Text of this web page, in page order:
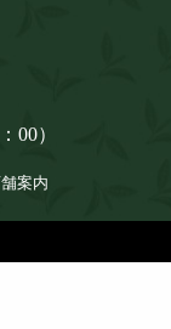
00）
案内